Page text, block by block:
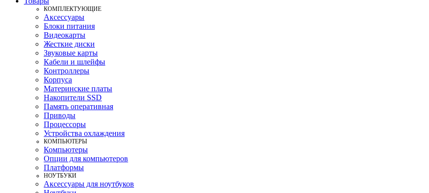
КOМПЛЕКТУЮЩИЕ
Аксессуары
Блоки питания
Видеокарты
Жесткие диски
Звуковые карты
Кабели и шлейфы
Контроллеры
Корпуса
Материнские платы
Накопители SSD
Память оперативная
Приводы
Процессоры
Устройства охлаждения
КОМПЬЮТЕРЫ
Компьютеры
Опции для компьютеров
Платформы
НОУТБУКИ
Аксессуары для ноутбуков